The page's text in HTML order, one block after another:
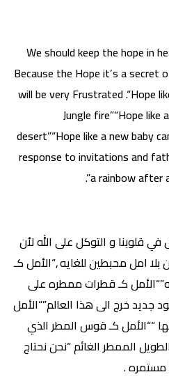
We should keep the hope in
Because the Hope it’s a secret
will be very Frustrated .“Hope
Jungle fire”“Hope
desert”“Hope like a new baby
response to invitations and
a rainbow after
قلوبنا و التوكل على الله لأن
امل محبطين للغايه ,“الأمل كـ
كـ قطرات ممطره على
جديد خرج الى هذا العالم”“الأمل
““الأمل كـ قوس المطر الذي
الممطر الغائم “نحن نحتاج
مستمره .